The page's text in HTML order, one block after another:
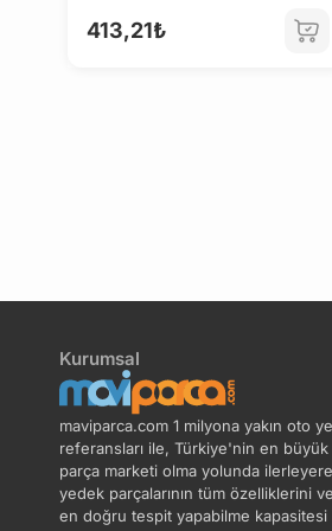
413,21₺
Kurumsal
maviparca.com 1 milyona yakın oto
referansları ile, Türkiye'nin en
parça marketi olma yolunda
yedek parçalarının tüm özelliklerini
en doğru tespit yapabilme kapasitesi